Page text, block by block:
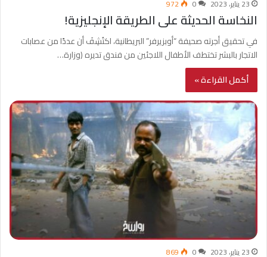
23 يناير، 2023 0
972
النخاسة الحديثة على الطريقة الإنجليزية!
في تحقيق أجرته صحيفة “أوبزيرفر” البريطانية، اكتُشِفَ أن عددًا من عصابات
الاتجار بالبشر تختطف الأطفال اللاجئين من فندق تديره (وزارة…
أكمل القراءة »
23 يناير، 2023 0
869